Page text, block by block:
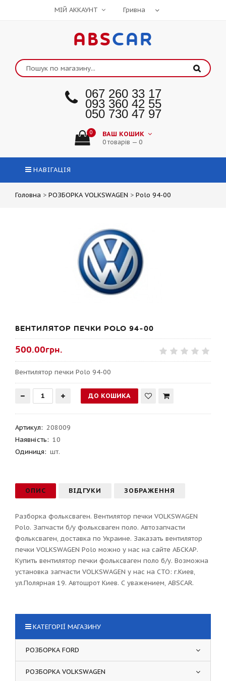
МІЙ АККАУНТ
ABSCAR
067 260 33 17
093 360 42 55
050 730 47 97
0 ВАШ КОШИК
0 товарів — 0
НАВІГАЦІЯ
Головна > РОЗБОРКА VOLKSWAGEN > Polo 94-00
ВЕНТИЛЯТОР ПЕЧКИ POLO 94-00
500.00грн.
Вентилятор печки Polo 94-00
Артикул: 208009
Наявність: 10
Одиниця: шт.
ОПИС ВІДГУКИ ЗОБРАЖЕННЯ
Разборка фольксваген. Вентилятор печки VOLKSWAGEN
Polo. Запчасти б/у фольксваген поло. Автозапчасти
фольксваген, доставка по Украине. Заказать вентилятор
печки VOLKSWAGEN Polo можно у нас на сайте АБСКАР.
Купить вентилятор печки фольксваген поло б/у. Возможна
установка запчасти VOLKSWAGEN у нас на СТО: г.Киев,
ул.Полярная 19. Автошрот Киев. С уважением, ABSCAR.
КАТЕГОРІЇ МАГАЗИНУ
РОЗБОРКА FORD
РОЗБОРКА VOLKSWAGEN